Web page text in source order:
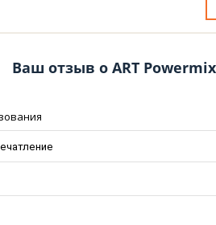
Ваш отзыв о ART